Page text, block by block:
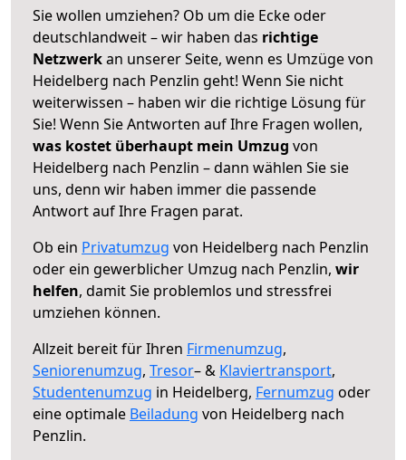
Sie wollen umziehen? Ob um die Ecke oder
deutschlandweit – wir haben das richtige
Netzwerkan unserer Seite, wenn es Umzüge von
Heidelberg nach Penzlin geht! Wenn Sie nicht
weiterwissen – haben wir die richtige Lösung für
Sie! Wenn Sie Antworten auf Ihre Fragen wollen,
was kostet überhaupt mein Umzug von
Heidelberg nach Penzlin – dann wählen Sie sie
uns, denn wir haben immer die passende
Antwort auf Ihre Fragen parat.
Ob ein Privatumzug von Heidelberg nach Penzlin
oder ein gewerblicher Umzug nach Penzlin, wir
helfen, damit Sie problemlos und stressfrei
umziehen können.
Allzeit bereit für Ihren Firmenumzug,
Seniorenumzug, Tresor– & Klaviertransport,
Studentenumzug in Heidelberg, Fernumzug oder
eine optimale Beiladung von Heidelberg nach
Penzlin.